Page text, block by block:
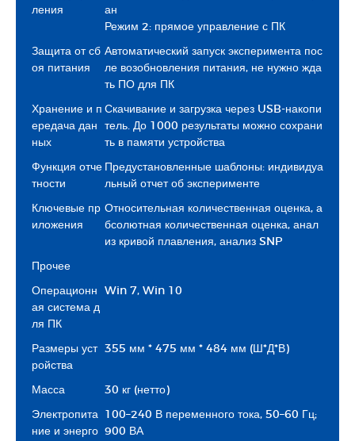
ления
ан
Режим 2: прямое управление с ПК
Защита от сб
оя питания
Автоматический запуск эксперимента пос
ле возобновления питания, не нужно жда
ть ПО для ПК
Хранение и п
ередача дан
ных
Скачивание и загрузка через USB-накопи
тель. До 1000 результаты можно сохрани
ть в памяти устройства
Функция отче
тности
Предустановленные шаблоны: индивидуа
льный отчет об эксперименте
Ключевые пр
иложения
Относительная количественная оценка, а
бсолютная количественная оценка, анал
из кривой плавления, анализ SNP
Прочее
Операционн
ая система д
ля ПК
Win 7, Win 10
Размеры уст
ройства
355 мм * 475 мм * 484 мм (Ш*Д*В)
Масса 30 кг (нетто)
Электропита
ние и энерго
100–240 В переменного тока, 50–60 Гц;
900 ВА